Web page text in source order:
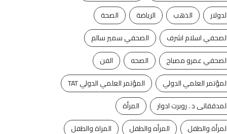
الدولار
الذهب الرياضة
الصحة
الصحفي اسلام اشرف
الصحفي سمير سالم
الصحفي عمرو مصباح
الصحه
الفن
المؤتمر العلمي الدولي
المؤتمر العلمي الدولي TAT
المدققاتى د . روبرت ادوار
المرأة
المرأة والطفل
المرأه والطفل
المراة والطفل